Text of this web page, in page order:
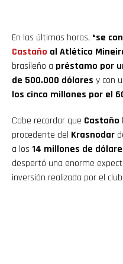
En las últimas horas, “se
Castaño al Atlético
brasileño a préstamo por
de 500.000 dólares y con
los cinco millones por el
Cabe recordar que Castaño
procedente del Krasnodar
a los 14 millones de
despertó una enorme
inversión realizada por el club.